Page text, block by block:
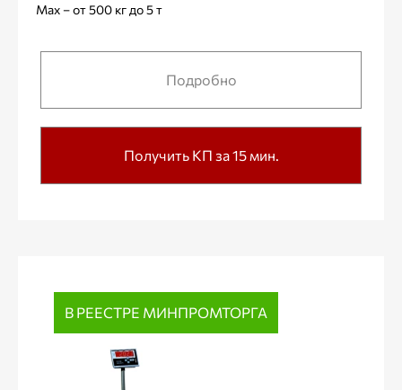
Max – от 500 кг до 5 т
Подробно
Получить КП за 15 мин.
В РЕЕСТРЕ МИНПРОМТОРГА